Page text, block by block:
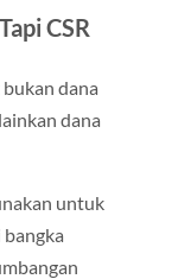
CSR
dana
dana
untuk